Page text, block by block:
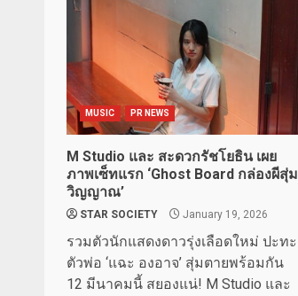
MUSIC PR NEWS
M Studio และ สะดวกรัชโยธิน เผย
ภาพเซ็ทแรก ‘Ghost Board กล่องผีสุ่ม
วิญญาณ’
STAR SOCIETY January 19, 2026
รวมตัวนักแสดงดาวรุ่งเลือดใหม่ ปะทะ
ตัวพ่อ ‘แฉะ องอาจ’ สุ่มตายพร้อมกัน
12 มีนาคมนี้ สยองแน่! M Studio และ